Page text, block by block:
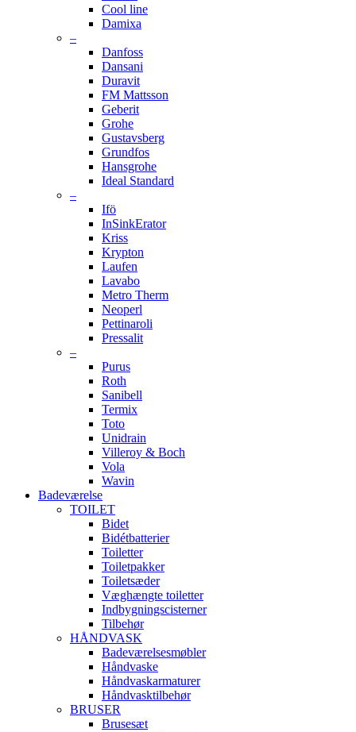
Cool line
Damixa
–
Danfoss
Dansani
Duravit
FM Mattsson
Geberit
Grohe
Gustavsberg
Grundfos
Hansgrohe
Ideal Standard
–
Ifö
InSinkErator
Kriss
Krypton
Laufen
Lavabo
Metro Therm
Neoperl
Pettinaroli
Pressalit
–
Purus
Roth
Sanibell
Termix
Toto
Unidrain
Villeroy & Boch
Vola
Wavin
Badeværelse
TOILET
Bidet
Bidétbatterier
Toiletter
Toiletpakker
Toiletsæder
Væghængte toiletter
Indbygningscisterner
Tilbehør
HÅNDVASK
Badeværelsesmøbler
Håndvaske
Håndvaskarmaturer
Håndvasktilbehør
BRUSER
Brusesæt